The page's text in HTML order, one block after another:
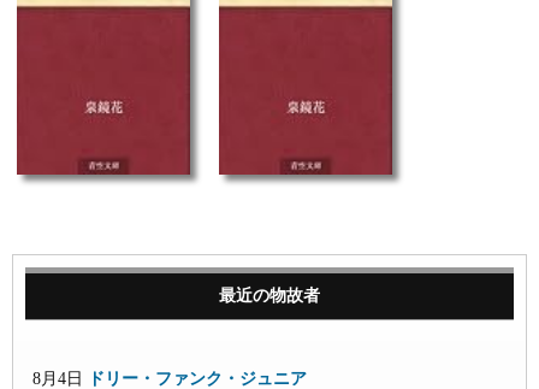
最近の物故者
8月4日
ドリー・ファンク・ジュニア